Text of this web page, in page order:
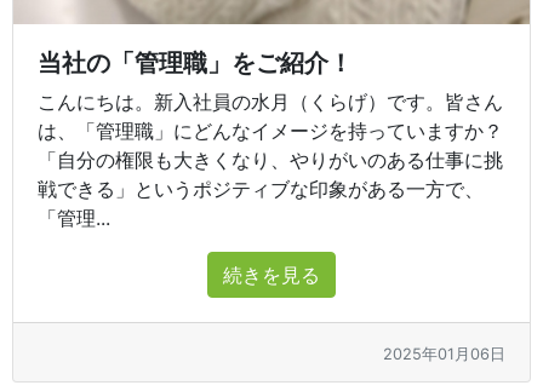
当社の「管理職」をご紹介！
こんにちは。新入社員の水月（くらげ）です。皆さん
は、「管理職」にどんなイメージを持っていますか？
「自分の権限も大きくなり、やりがいのある仕事に挑
戦できる」というポジティブな印象がある一方で、
「管理...
続きを見る
2025年01月06日